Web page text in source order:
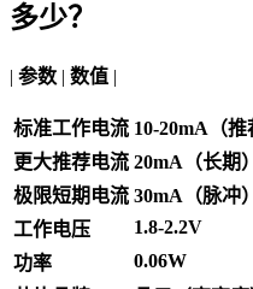
多少？
| 参数 | 数值 |
标准工作电流 10-20mA（推
更大推荐电流 20mA（长期）
极限短期电流 30mA（脉冲）
工作电压
1.8-2.2V
功率
0.06W